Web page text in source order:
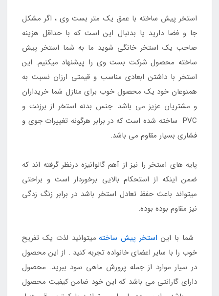
استخر پیش ساخته با عمق یک متر بست وی ، اگر مشکل
جا و فضا دارید یا بدنبال این است که با حداقل هزینه
صاحب یک استخر خانگی شوید ما به شما استخر پیش
ساخته محصول شرکت بست وی را پیشنهاد میکنیم. این
استخر با داشتن ابعادی مناسب و قیمتی ارزان نسبت به
همنوعان خود یک محصول خوب برای منازل شما خریداران
و مشتریان عزیز می باشد. جنس بدنه استخر از برزنت و
PVC ساخته شده است که در برابر هرگونه تغییرات جوی و
فشاری بسیار مقاوم می باشد.
پایه های استخر را نیز از آهم گالوانیزه درنظر گرفته اند که
ضمن اینکه از استحکام بالایی برخوردار است و براحتی
میتواند باعث حفظ تعادل استخر باشد در برابر زنگ زدگی
نیز مقاوم بوده بوده.
شما با این استخر پیش ساخته میتوانید لذت یک تفریح
خوب را با سایر اعضای خانواده تجربه کنید . از این محصول
در سیار موارد از جمله پرورش ماهی سود ببرید. محصول
دارای گارانتی می باشد که این خود ضامن کیفیت محصول